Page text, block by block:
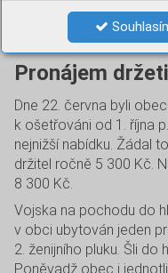
Malostovice jsou prý
Pronájem
Dne 22. června byli
k ošetřováni od 1. října
nejnižší nabídku. Žádal
držitel ročně 5 300 Kč.
8 300 Kč.
Vojska na pochodu do
v obci ubytován jeden
2. ženijního pluku. Šli do
Poněvadž obec i